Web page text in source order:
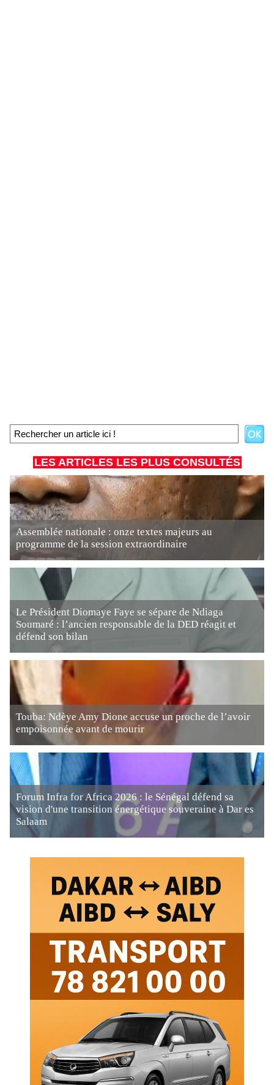
LES ARTICLES LES PLUS CONSULTÉS
Assemblée nationale : onze textes majeurs au
programme de la session extraordinaire
Le Président Diomaye Faye se sépare de Ndiaga
Soumaré : l’ancien responsable de la DED réagit et
défend son bilan
Touba: Ndèye Amy Dione accuse un proche de l’avoir
empoisonnée avant de mourir
Forum Infra for Africa 2026 : le Sénégal défend sa
vision d'une transition énergétique souveraine à Dar es
Salaam